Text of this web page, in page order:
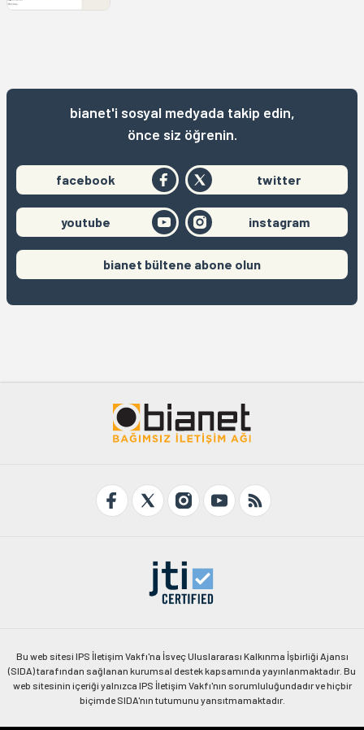
bianet'i sosyal medyada takip edin,
önce siz öğrenin.
facebook twitter
youtube instagram
bianet bültene abone olun
Bu web sitesi IPS İletişim Vakfı'na İsveç Uluslararası Kalkınma İşbirliği Ajansı
(SIDA) tarafından sağlanan kurumsal destek kapsamında yayınlanmaktadır. Bu
web sitesinin içeriği yalnızca IPS İletişim Vakfı'nın sorumluluğundadır ve hiçbir
biçimde SIDA'nın tutumunu yansıtmamaktadır.